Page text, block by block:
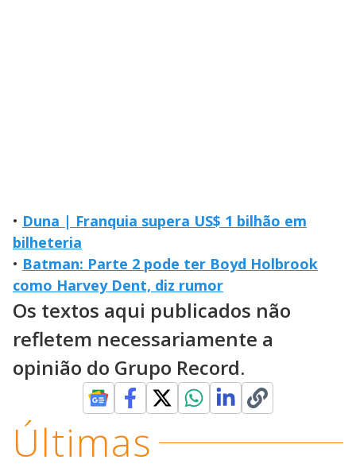
• Duna | Franquia supera US$ 1 bilhão em
bilheteria
• Batman: Parte 2 pode ter Boyd Holbrook
como Harvey Dent, diz rumor
Os textos aqui publicados não
refletem necessariamente a
opinião do Grupo Record.
Últimas